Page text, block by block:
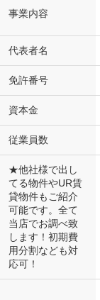
事業内容
代表者名
免許番号
資本金
従業員数
★他社様で出し
てる物件やUR賃
貸物件もご紹介
可能です。全て
当店でお調べ致
します！初期費
用分割なども対
応可！